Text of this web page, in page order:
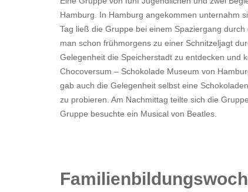
Hamburg. In Hamburg angekommen unternahm
Tag ließ die Gruppe bei einem Spaziergang
man schon frühmorgens zu einer Schnitzeljagt
Gelegenheit die Speicherstadt zu entdecken und
Chocoversum – Schokolade Museum von
gab auch die Gelegenheit selbst eine
zu probieren. Am Nachmittag teilte sich die
Gruppe besuchte ein Musical von Beatles.